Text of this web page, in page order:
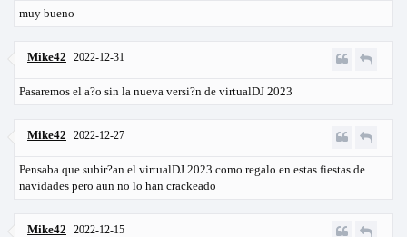
muy bueno
Mike42 2022-12-31
Pasaremos el a?o sin la nueva versi?n de virtualDJ 2023
Mike42 2022-12-27
Pensaba que subir?an el virtualDJ 2023 como regalo en estas fiestas de
navidades pero aun no lo han crackeado
Mike42 2022-12-15